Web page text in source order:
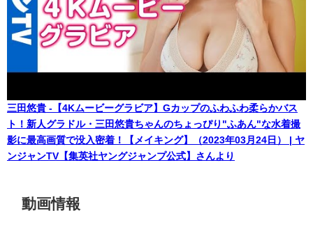
三田悠貴 -【4Kムービーグラビア】Gカップのふわふわ柔らかバス
ト！新人グラドル・三田悠貴ちゃんのちょっぴり"ふあん"な水着撮
影に最高画質で没入密着！【メイキング】（2023年03月24日） | ヤ
ンジャンTV【集英社ヤングジャンプ公式】さんより
動画情報